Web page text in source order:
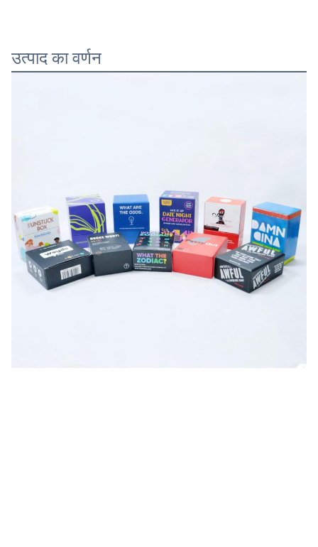
उत्पाद का वर्णन